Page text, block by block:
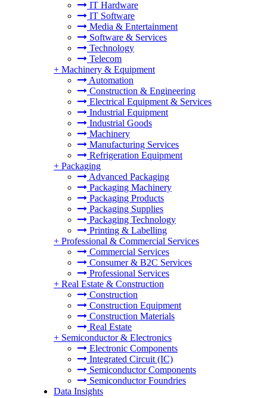
IT Hardware
IT Software
Media & Entertainment
Software & Services
Technology
Telecom
+ Machinery & Equipment
Automation
Construction & Engineering
Electrical Equipment & Services
Industrial Equipment
Industrial Goods
Machinery
Manufacturing Services
Refrigeration Equipment
+ Packaging
Advanced Packaging
Packaging Machinery
Packaging Products
Packaging Supplies
Packaging Technology
Printing & Labelling
+ Professional & Commercial Services
Commercial Services
Consumer & B2C Services
Professional Services
+ Real Estate & Construction
Construction
Construction Equipment
Construction Materials
Real Estate
+ Semiconductor & Electronics
Electronic Components
Integrated Circuit (IC)
Semiconductor Components
Semiconductor Foundries
Data Insights